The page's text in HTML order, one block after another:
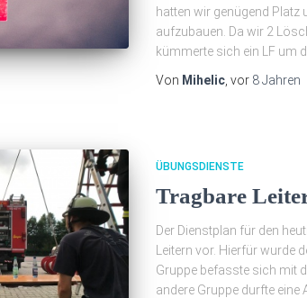
hatten wir genügend
aufzubauen. Da wir 2
kümmerte sich ein LF um
Von Mihelic , vor 8 Jahren
ÜBUNGSDIENSTE
Tragbare
Der Dienstplan für den
Leitern vor. Hierfür wurde
Gruppe befasste sich mit
andere Gruppe durfte eine